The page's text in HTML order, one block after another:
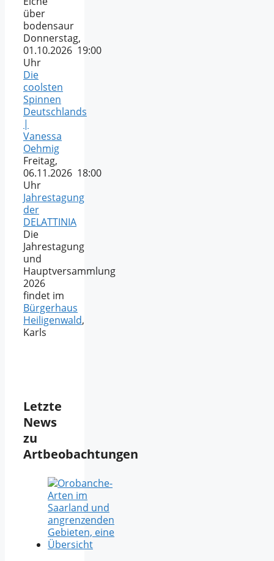
über
bodensaur
Donnerstag,
01.10.2026 19:00
Uhr
Die
coolsten
Spinnen
Deutschlands
|
Vanessa
Oehmig
Freitag,
06.11.2026 18:00
Uhr
Jahrestagung
der
DELATTINIA
Die
Jahrestagung
und
Hauptversammlung
2026
findet im
Bürgerhaus
Heiligenwald,
Karls
Letzte
News
zu
Artbeobachtungen